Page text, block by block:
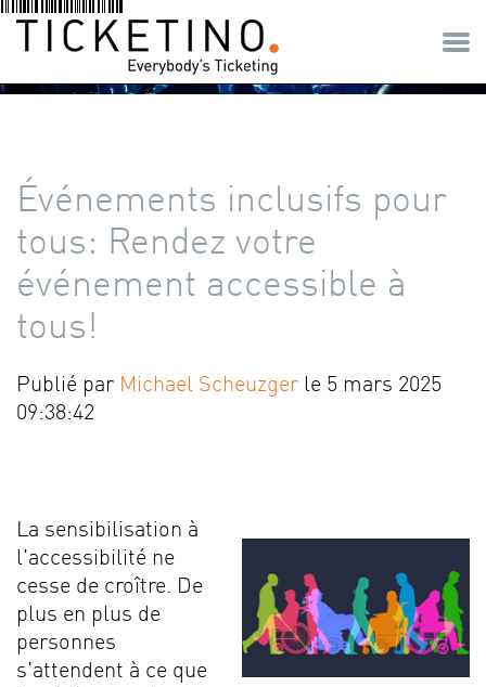
Événements inclusifs pour
tous: Rendez votre
événement accessible à
tous!
Publié par Michael Scheuzger le 5 mars 2025
09:38:42
La sensibilisation à
l'accessibilité ne
cesse de croître. De
plus en plus de
personnes
s'attendent à ce que